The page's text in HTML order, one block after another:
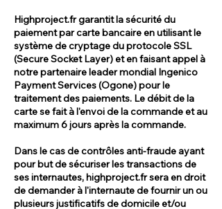
Highproject.fr garantit la sécurité du
paiement par carte bancaire en utilisant le
système de cryptage du protocole SSL
(Secure Socket Layer) et en faisant appel à
notre partenaire leader mondial Ingenico
Payment Services (Ogone) pour le
traitement des paiements. Le débit de la
carte se fait à l'envoi de la commande et au
maximum 6 jours après la commande.
Dans le cas de contrôles anti-fraude ayant
pour but de sécuriser les transactions de
ses internautes, highproject.fr sera en droit
de demander à l'internaute de fournir un ou
plusieurs justificatifs de domicile et/ou